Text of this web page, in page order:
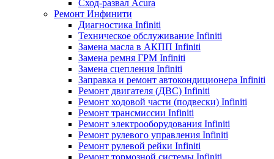
Сход-развал Acura
Ремонт Инфинити
Диагностика Infiniti
Техническое обслуживание Infiniti
Замена масла в АКПП Infiniti
Замена ремня ГРМ Infiniti
Замена сцепления Infiniti
Заправка и ремонт автокондиционера Infiniti
Ремонт двигателя (ДВС) Infiniti
Ремонт ходовой части (подвески) Infiniti
Ремонт трансмиссии Infiniti
Ремонт электрооборудования Infiniti
Ремонт рулевого управления Infiniti
Ремонт рулевой рейки Infiniti
Ремонт тормозной системы Infiniti